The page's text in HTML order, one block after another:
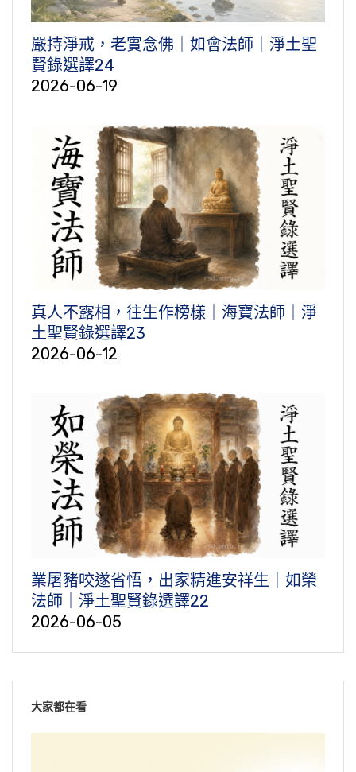
嚴持淨戒，老實念佛｜如會法師｜淨土聖
賢錄選譯24
2026-06-19
真人不露相，往生作榜樣｜海寶法師｜淨
土聖賢錄選譯23
2026-06-12
業屠豬咬遂省悟，出家精進安祥生｜如榮
法師｜淨土聖賢錄選譯22
2026-06-05
大家都在看